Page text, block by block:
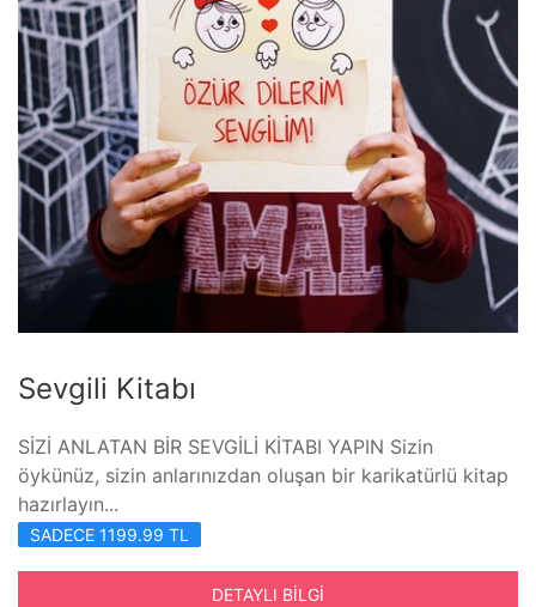
Sevgili Kitabı
SİZİ ANLATAN BİR SEVGİLİ KİTABI YAPIN Sizin
öykünüz, sizin anlarınızdan oluşan bir karikatürlü kitap
hazırlayın...
SADECE 1199.99 TL
DETAYLI BİLGİ